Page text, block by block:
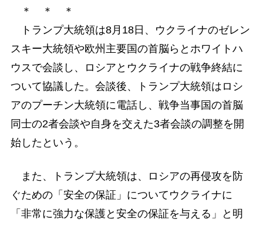
＊ ＊ ＊
トランプ大統領は8月18日、ウクライナのゼレン
スキー大統領や欧州主要国の首脳らとホワイトハ
ウスで会談し、ロシアとウクライナの戦争終結に
ついて協議した。会談後、トランプ大統領はロシ
アのプーチン大統領に電話し、戦争当事国の首脳
同士の2者会談や自身を交えた3者会談の調整を開
始したという。
また、トランプ大統領は、ロシアの再侵攻を防
ぐための「安全の保証」についてウクライナに
「非常に強力な保護と安全の保証を与える」と明